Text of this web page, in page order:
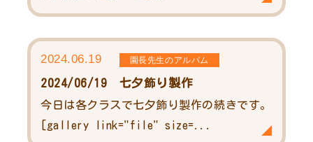
2024.06.19 園長先生のアルバム
2024/06/19 七夕飾り製作
今日は各クラスで七夕飾り製作の続きです。
[gallery link="file" size=...